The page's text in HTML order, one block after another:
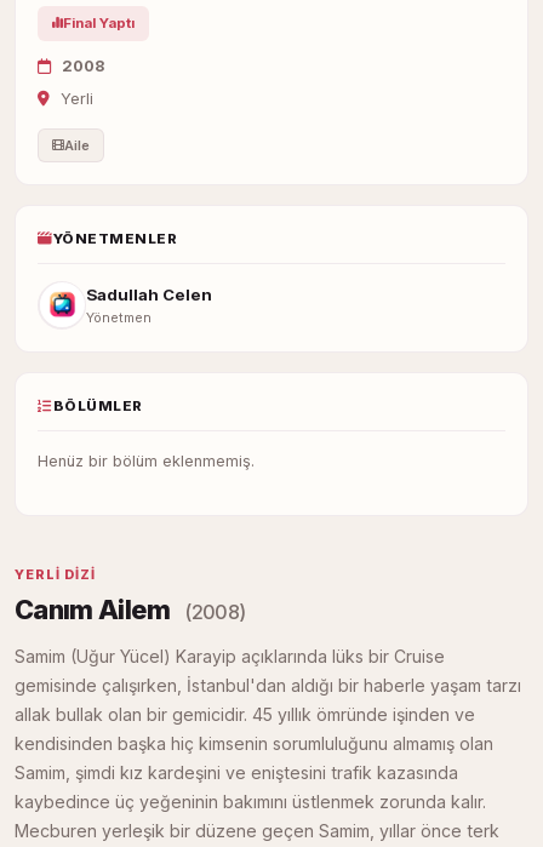
Final Yaptı
2008
Yerli
Aile
YÖNETMENLER
Sadullah Celen
Yönetmen
BÖLÜMLER
Henüz bir bölüm eklenmemiş.
YERLI DIZI
Canım Ailem (2008)
Samim (Uğur Yücel) Karayip açıklarında lüks bir Cruise
gemisinde çalışırken, İstanbul'dan aldığı bir haberle yaşam tarzı
allak bullak olan bir gemicidir. 45 yıllık ömründe işinden ve
kendisinden başka hiç kimsenin sorumluluğunu almamış olan
Samim, şimdi kız kardeşini ve eniştesini trafik kazasında
kaybedince üç yeğeninin bakımını üstlenmek zorunda kalır.
Mecburen yerleşik bir düzene geçen Samim, yıllar önce terk